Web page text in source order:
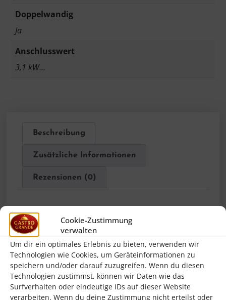
Cookie-Zustimmung
verwalten
Um dir ein optimales Erlebnis zu bieten, verwenden wir
Technologien wie Cookies, um Geräteinformationen zu
speichern und/oder darauf zuzugreifen. Wenn du diesen
Technologien zustimmst, können wir Daten wie das
Surfverhalten oder eindeutige IDs auf dieser Website
verarbeiten. Wenn du deine Zustimmung nicht erteilst oder
Doppelwandig
Ja
Anschlusswert
3,1 kW…
Beschreibung
Zusätzliche Informationen
Rezensionen (0)
Beschreibung
Die Firma
Jahr 1876 gegründet und gehört heute zur
Spitzengruppe der Hersteller von
Großküchentechnik und Kleingeräten für